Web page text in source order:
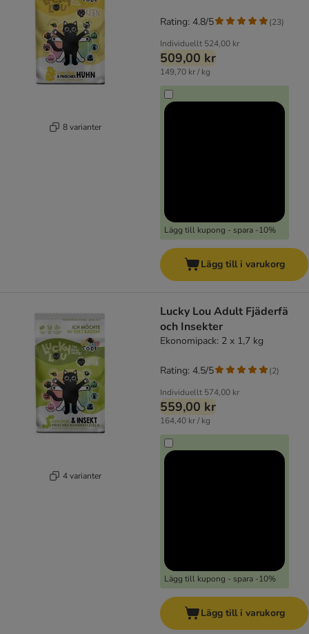
8 varianter
Individuellt 524,00 kr
509,00 kr
149,70 kr / kg
Lägg till kupong - spara -10%
Rating: 4.8/5 (23)
Lägg till i varukorg
4 varianter
Lucky Lou Adult Fjäderfä
och Insekter
Ekonomipack: 2 x 1,7 kg
Individuellt 574,00 kr
559,00 kr
164,40 kr / kg
Lägg till kupong - spara -10%
Rating: 4.5/5 (2)
Lägg till i varukorg